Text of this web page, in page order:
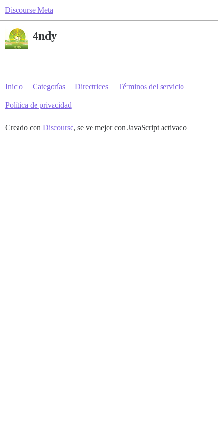
Discourse Meta
4ndy
Inicio Categorías Directrices Términos del servicio
Política de privacidad
Creado con Discourse, se ve mejor con JavaScript activado